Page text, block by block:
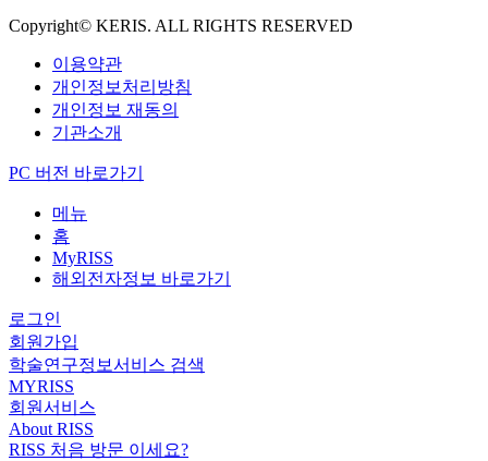
Copyright© KERIS. ALL RIGHTS RESERVED
이용약관
개인정보처리방침
개인정보 재동의
기관소개
PC 버전 바로가기
메뉴
홈
MyRISS
해외전자정보 바로가기
로그인
회원가입
학술연구정보서비스 검색
MYRISS
회원서비스
About RISS
RISS 처음 방문 이세요?